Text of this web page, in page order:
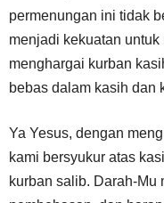
permenungan ini tidak
menjadi kekuatan
menghargai kurban
bebas dalam kasih dan
Ya Yesus, dengan
kami bersyukur atas
kurban salib. Darah-Mu